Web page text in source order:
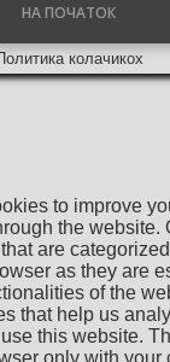
НА ПОЧАТОК
колачикох
to improve
the website.
are
as they are
of the
that help us
this website.
only with your